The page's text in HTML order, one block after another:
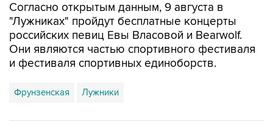
Согласно открытым данным, 9 августа в
"Лужниках" пройдут бесплатные концерты
российских певиц Евы Власовой и Bearwolf.
Они являются частью спортивного фестиваля
и фестиваля спортивных единоборств.
Фрунзенская Лужники